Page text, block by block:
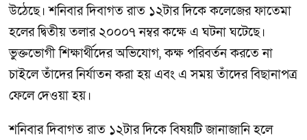
উঠেছে। শনিবার দিবাগত রাত ১২টার দিকে কলেজের ফাতেমা
হলের দ্বিতীয় তলার ২০০০৭ নম্বর কক্ষে এ ঘটনা ঘটেছে।
ভুক্তভোগী শিক্ষার্থীদের অভিযোগ, কক্ষ পরিবর্তন করতে না
চাইলে তাঁদের নির্যাতন করা হয় এবং এ সময় তাঁদের বিছানাপত্র
ফেলে দেওয়া হয়।
শনিবার দিবাগত রাত ১২টার দিকে বিষয়টি জানাজানি হলে